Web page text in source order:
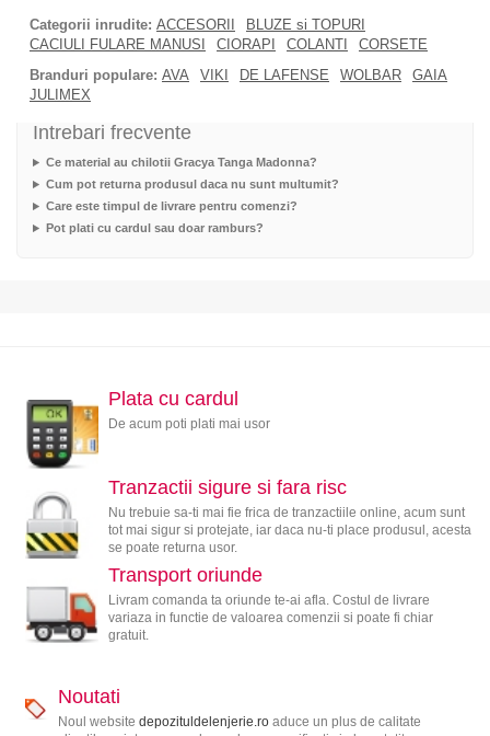
Categorii inrudite: ACCESORII
BLUZE si TOPURI
CACIULI FULARE MANUSI
CIORAPI COLANTI
CORSETE
Branduri populare: AVA VIKI DE LAFENSE WOLBAR
GAIA
JULIMEX
Intrebari frecvente
Ce material au chilotii Gracya Tanga Madonna?
Cum pot returna produsul daca nu sunt multumit?
Care este timpul de livrare pentru comenzi?
Pot plati cu cardul sau doar ramburs?
Plata cu cardul
De acum poti plati mai usor
Tranzactii sigure si fara risc
Nu trebuie sa-ti mai fie frica de tranzactiile online, acum sunt
tot mai sigur si protejate, iar daca nu-ti place produsul, acesta
se poate returna usor.
Transport oriunde
Livram comanda ta oriunde te-ai afla. Costul de livrare
variaza in functie de valoarea comenzii si poate fi chiar
gratuit.
Noutati
Noul website depozituldelenjerie.roaduce un plus de calitate